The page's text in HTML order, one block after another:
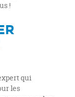
!
qui
les